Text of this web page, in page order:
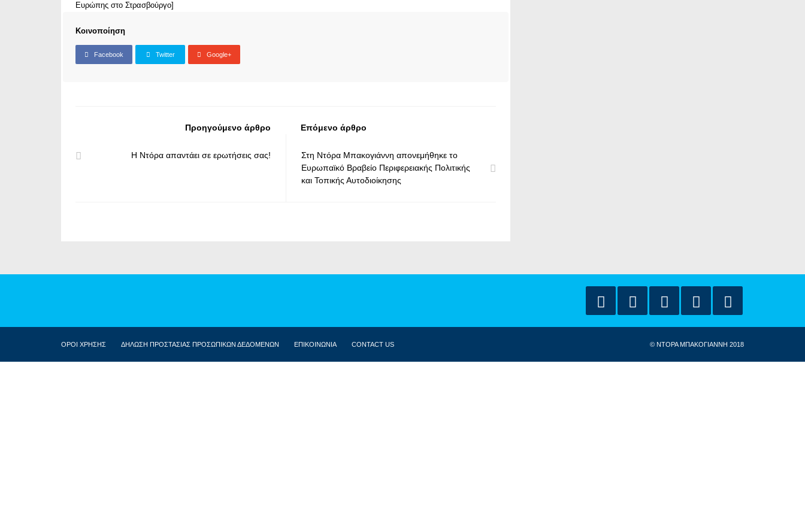
Ευρώπης στο Στρασβούργο]
Κοινοποίηση
Facebook Twitter Google+
Προηγούμενο άρθρο
Η Ντόρα απαντάει σε ερωτήσεις σας!
Επόμενο άρθρο
Στη Ντόρα Μπακογιάννη απονεμήθηκε το
Ευρωπαϊκό Βραβείο Περιφερειακής Πολιτικής
και Τοπικής Αυτοδιοίκησης
ΟΡΟΙ ΧΡΗΣΗΣ ΔΗΛΩΣΗ ΠΡΟΣΤΑΣΙΑΣ ΠΡΟΣΩΠΙΚΩΝ ΔΕΔΟΜΕΝΩΝ ΕΠΙΚΟΙΝΩΝΙΑ CONTACT US © ΝΤΟΡΑ ΜΠΑΚΟΓΙΑΝΝΗ 2018